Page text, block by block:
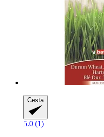
Cesta
5.0 (1)